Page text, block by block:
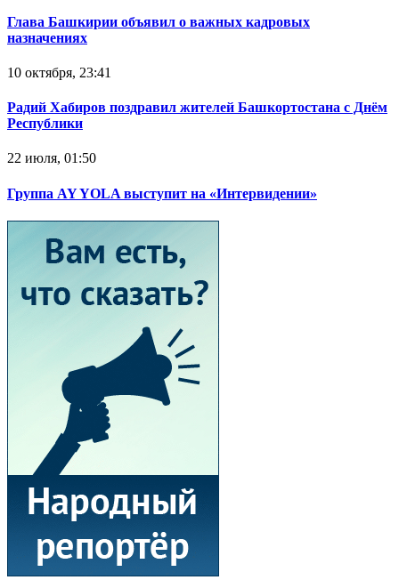
Глава Башкирии объявил о важных кадровых
назначениях
10 октября, 23:41
Радий Хабиров поздравил жителей Башкортостана с Днём
Республики
22 июля, 01:50
Группа AY YOLA выступит на «Интервидении»